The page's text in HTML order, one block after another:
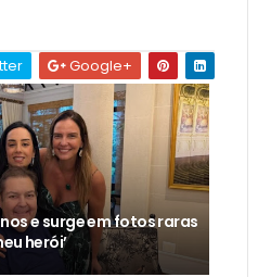
Google+
e surge em fotos raras
herói’